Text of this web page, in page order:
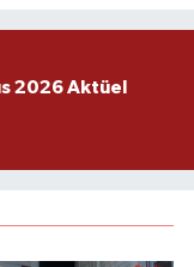
2026 Aktüel